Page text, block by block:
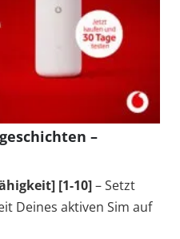
–
[1-10]– Setzt
Deines aktiven Sim auf